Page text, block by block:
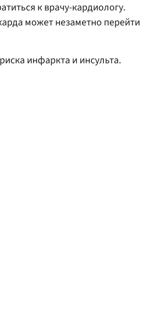
к врачу-кардиологу.
может незаметно перейти
инфаркта и инсульта.